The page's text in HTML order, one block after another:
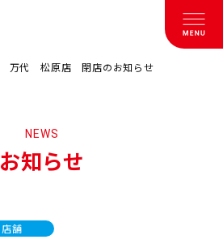
万代 松原店 閉店のお知らせ
NEWS
お知らせ
店舗